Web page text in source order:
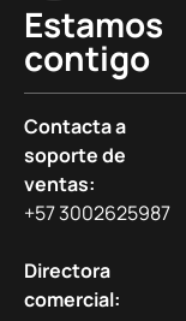
Estamos
contigo
Contacta a
soporte de
ventas:
+57 3002625987
Directora
comercial: